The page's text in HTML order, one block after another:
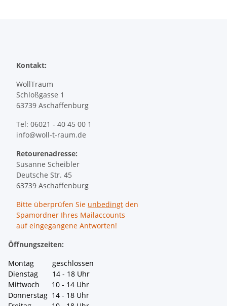
Kontakt:
WollTraum
Schloßgasse 1
63739 Aschaffenburg
Tel: 06021 - 40 45 00 1
info@woll-t-raum.de
Retourenadresse:
Susanne Scheibler
Deutsche Str. 45
63739 Aschaffenburg
Bitte überprüfen Sie unbedingt den
Spamordner Ihres Mailaccounts
auf eingegangene Antworten!
Öffnungszeiten:
Montag geschlossen
Dienstag 14 - 18 Uhr
Mittwoch 10 - 14 Uhr
Donnerstag 14 - 18 Uhr